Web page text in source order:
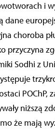
i
dane
choroba
przyczyna
Sodhi z
POChP,
niższą
że mają